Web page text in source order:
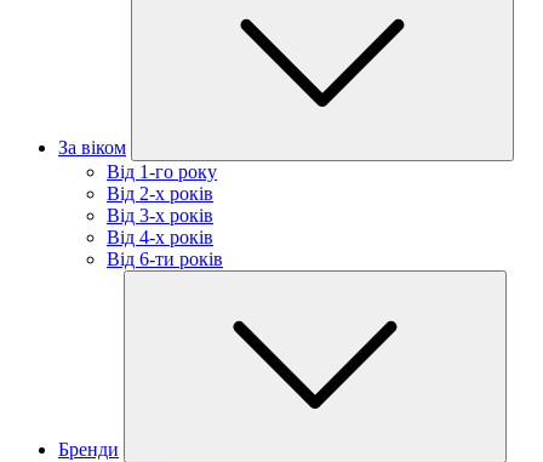
За віком
Від 1-го року
Від 2-х років
Від 3-х років
Від 4-х років
Від 6-ти років
Бренди